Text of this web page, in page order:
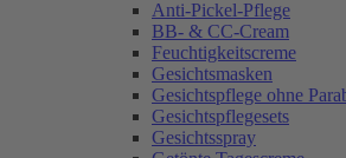
Anti-Pickel-Pflege
BB- & CC-Cream
Feuchtigkeitscreme
Gesichtsmasken
Gesichtspflege ohne
Gesichtspflegesets
Gesichtsspray